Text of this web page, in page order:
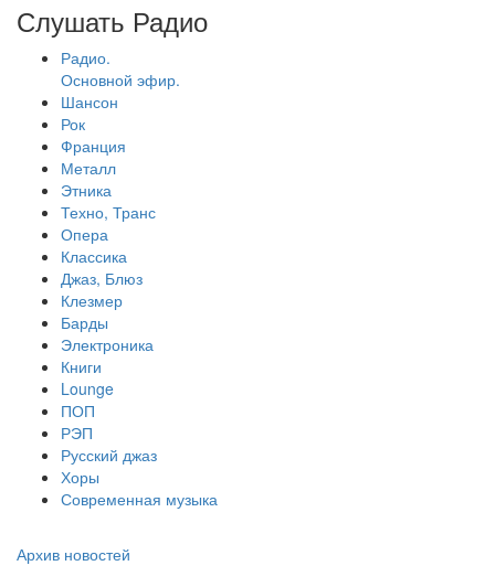
Слушать Радио
Радио.
Основной эфир.
Шансон
Рок
Франция
Металл
Этника
Техно, Транс
Опера
Классика
Джаз, Блюз
Клезмер
Барды
Электроника
Книги
Lounge
ПОП
РЭП
Русский джаз
Хоры
Современная музыка
Архив новостей